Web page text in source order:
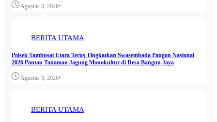
Agustus 3, 2026•
BERITA UTAMA
Polsek Tambusai Utara Terus Tingkatkan Swasembada Pangan Nasional
2026 Pantau Tanaman Jagung Monokultur di Desa Bangun Jaya
Agustus 3, 2026•
BERITA UTAMA